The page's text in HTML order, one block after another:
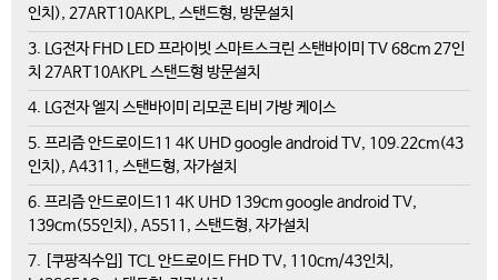
인치), 27ART10AKPL, 스탠드형, 방문설치
3. LG전자 FHD LED 프라이빗 스마트스크린 스탠바이미 TV 68cm 27인
치 27ART10AKPL 스탠드형 방문설치
4. LG전자 엘지 스탠바이미 리모콘 티비 가방 케이스
5. 프리즘 안드로이드11 4K UHD google android TV, 109.22cm(43
인치), A4311, 스탠드형, 자가설치
6. 프리즘 안드로이드11 4K UHD 139cm google android TV,
139cm(55인치), A5511, 스탠드형, 자가설치
7. [쿠팡직수입] TCL 안드로이드 FHD TV, 110cm/43인치,